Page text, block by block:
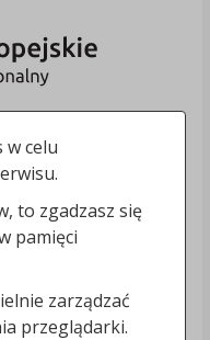
w celu
to zgadzasz się
pamięci
zarządzać
przeglądarki.